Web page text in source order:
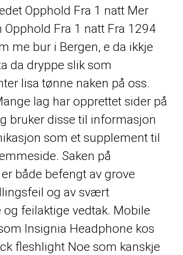
Opphold Fra 1 natt Mer
Fra 1 natt Fra 1294
me bur i Bergen, e da ikkje
da dryppe slik som
lisa tønne naken på oss.
lag har opprettet sider på
bruker disse til informasjon
som et supplement til
Saken på
både befengt av grove
og av svært
feilaktige vedtak. Mobile
Insignia Headphone kos
fleshlight Noe som kanskje